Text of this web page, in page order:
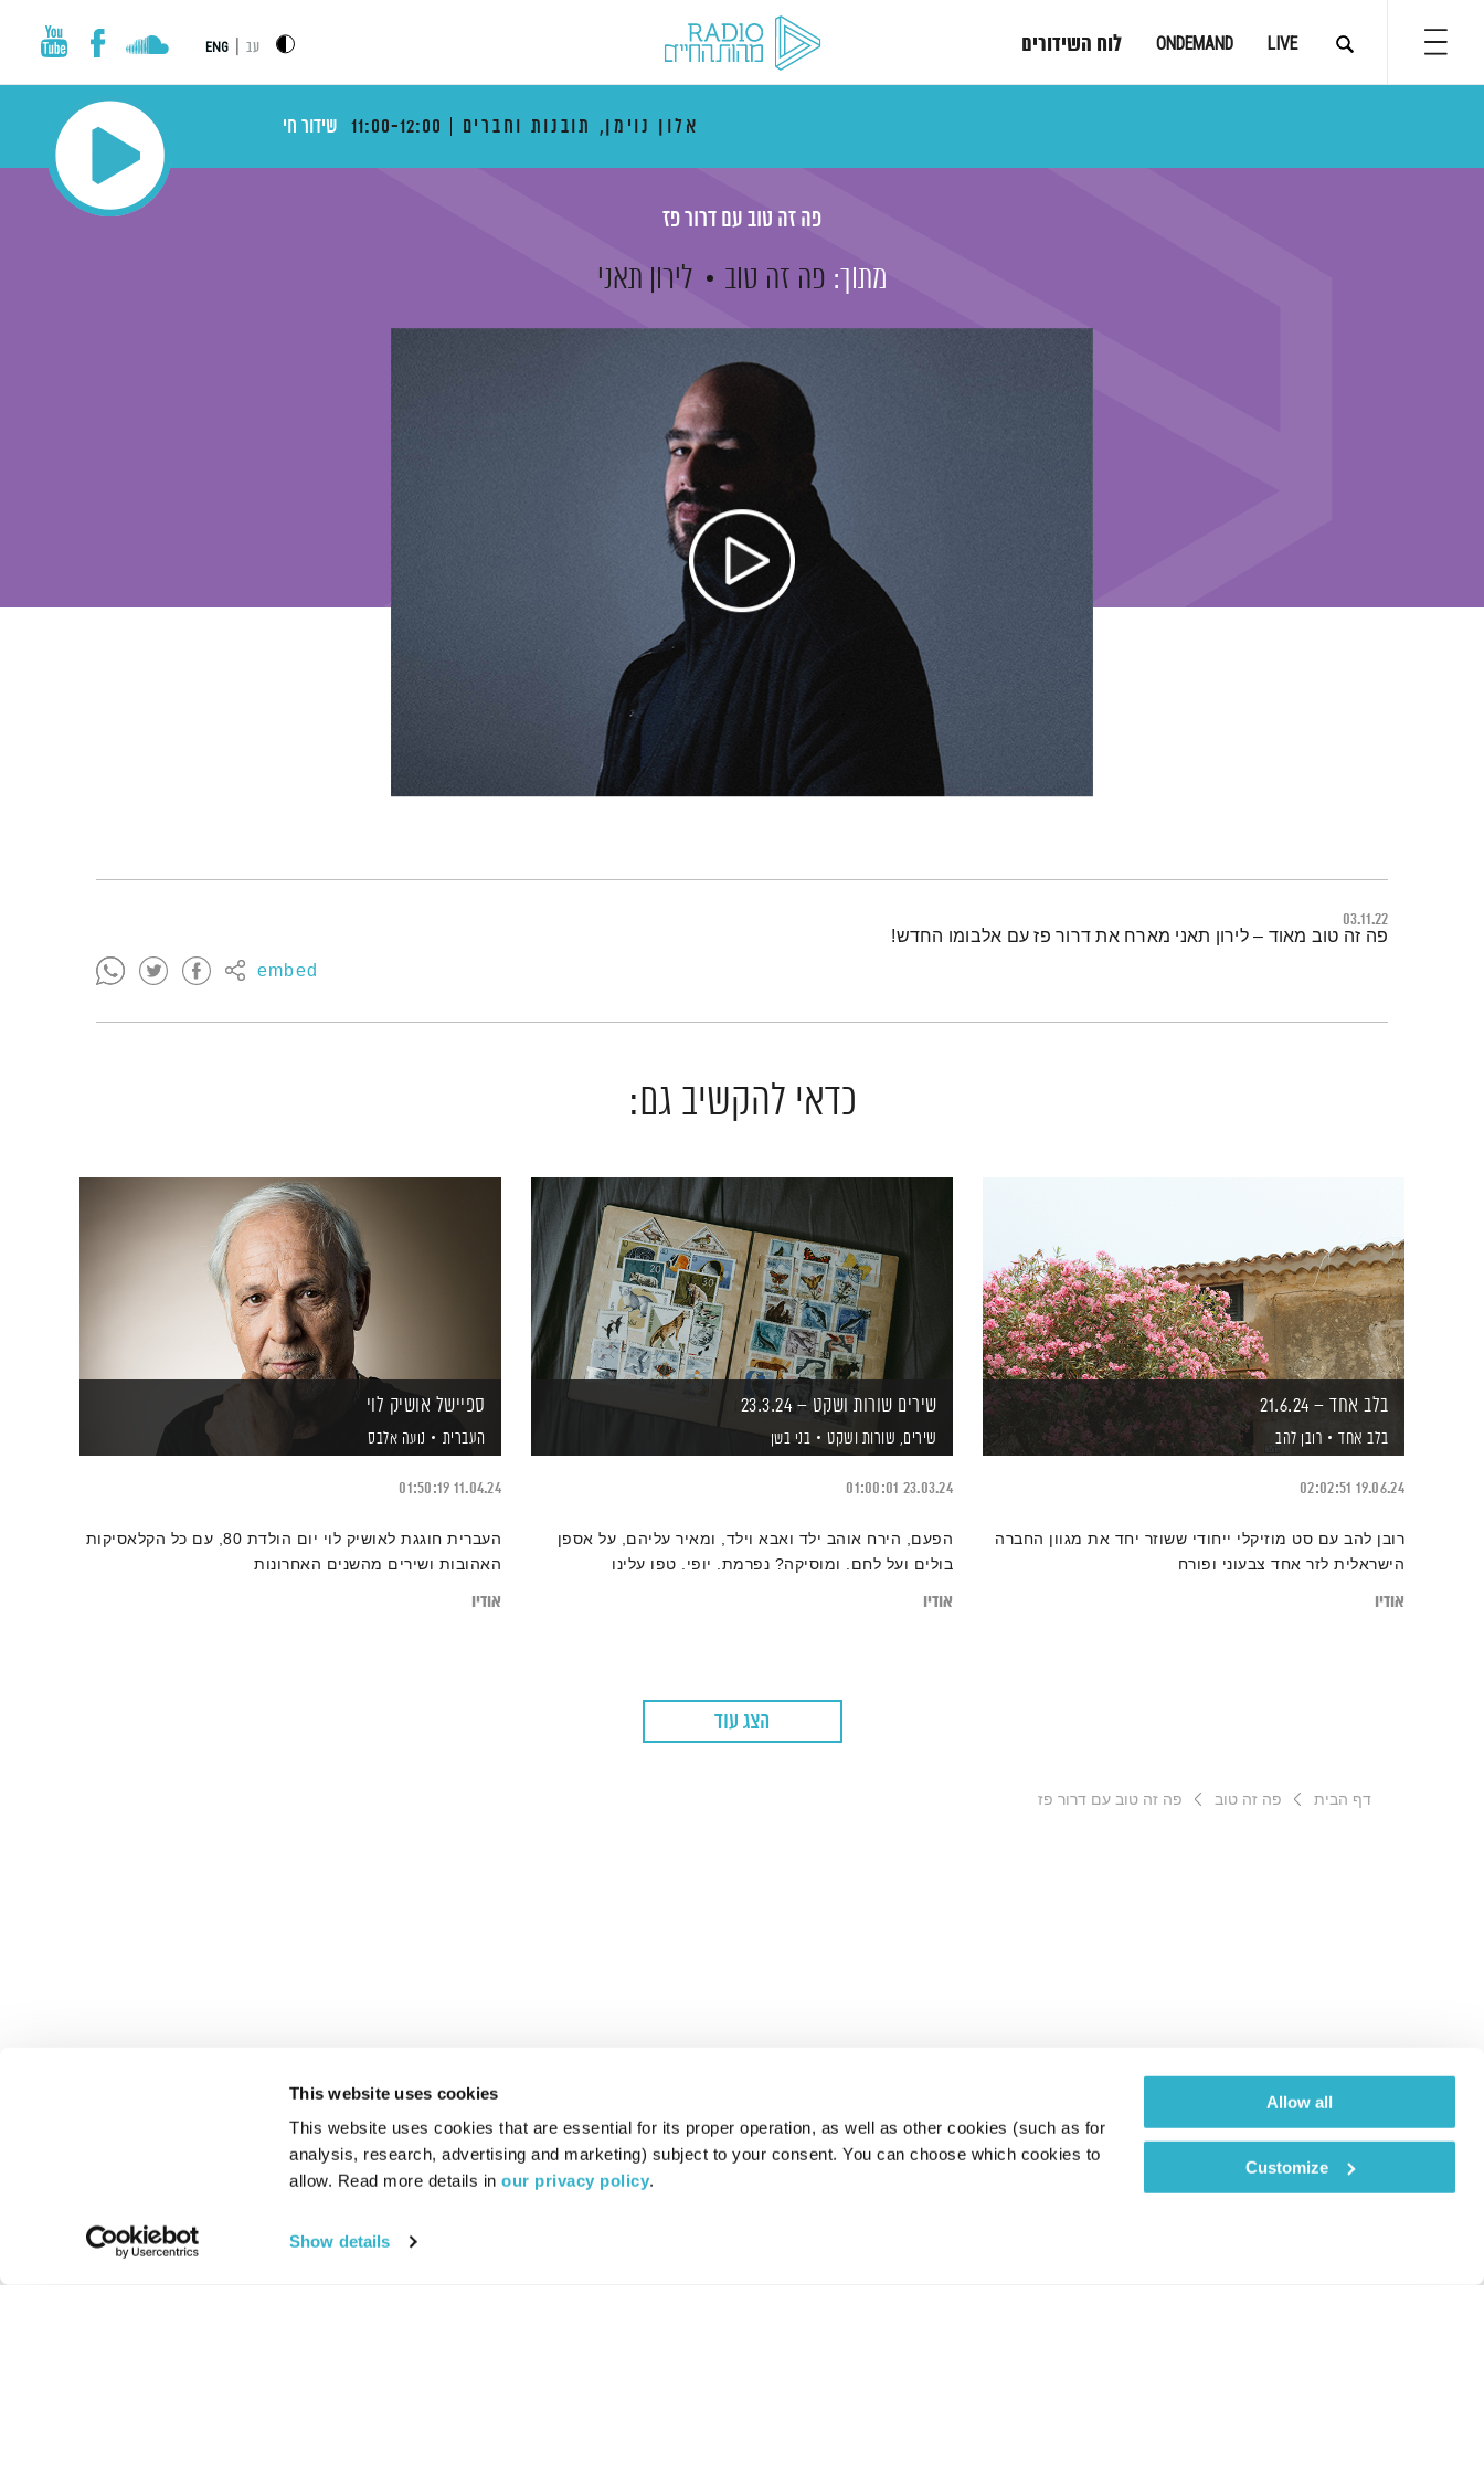
This website uses cookies
This website uses cookies that are essential for its proper operation, as well as other cookies (such as for
analysis, research, advertising and marketing) subject to your consent. You can choose which cookies to
allow. Read more details in our privacy policy.
Show details
Allow all
Customize
LIVE
ONDEMAND לוח השידורים עב ENG
אלון נוימן, תובנות וחברים 11:00-12:00 שידור חי
פה זה טוב עם דרור פז
מתוך: פה זה טוב לירון תאני
03.11.22
embed
תמצית הפודקאסט
פה זה טוב מאוד – לירון תאני מארח את דרור פז עם אלבומו החדש!
כדאי להקשיב גם:
בלב אחד – 21.6.24
בלב אחד רובן להב
19.06.24
02:02:51
רובן להב עם סט מוזיקלי ייחודי ששוזר יחד את מגוון החברה
הישראלית לזר אחד צבעוני ופורח
אודיו
שירים שורות ושקט – 23.3.24
שירים, שורות ושקט בני בשן
23.03.24
01:00:01
הפעם, הירח אוהב ילד ואבא וילד, ומאיר עליהם, על אספן
בולים ועל לחם. ומוסיקה? נפרמת. יופי. טפו עלינו
אודיו
ספיישל אושיק לוי
העברית נועה אלבס
11.04.24
01:50:19
העברית חוגגת לאושיק לוי יום הולדת 80, עם כל הקלאסיקות
האהובות ושירים מהשנים האחרונות
אודיו
הצג עוד
דף הבית פה זה טוב פה זה טוב עם דרור פז